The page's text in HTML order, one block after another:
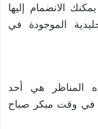
الانضمام إليها
الموجودة في
المناظر هي أحد
في وقت مبكر صباح